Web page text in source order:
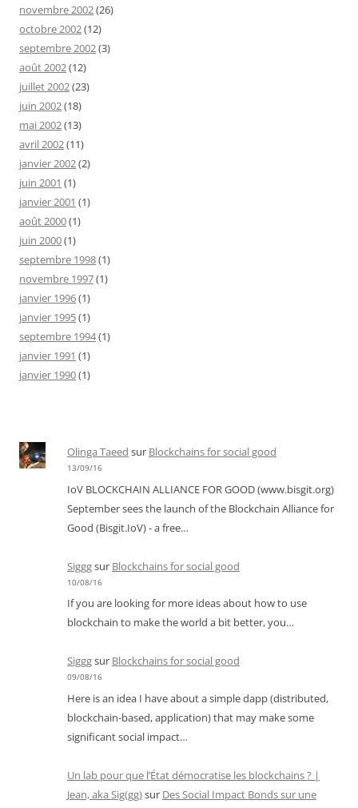
novembre 2002(26)
octobre 2002(12)
septembre 2002(3)
août 2002(12)
juillet 2002(23)
juin 2002(18)
mai 2002(13)
avril 2002(11)
janvier 2002(2)
juin 2001 (1)
janvier 2001 (1)
août 2000(1)
juin 2000(1)
septembre 1998(1)
novembre 1997(1)
janvier 1996(1)
janvier 1995(1)
septembre 1994(1)
janvier 1991 (1)
janvier 1990(1)
Olinga Taeed sur Blockchains for social good
13/09/16
IoV BLOCKCHAIN ALLIANCE FOR GOOD (www.bisgit.org)
September sees the launch of the Blockchain Alliance for
Good (Bisgit.IoV) - a free…
Sigggsur Blockchains for social good
10/08/16
If you are looking for more ideas about how to use
blockchain to make the world a bit better, you…
Sigggsur Blockchains for social good
09/08/16
Here is an idea I have about a simple dapp (distributed,
blockchain-based, application) that may make some
significant social impact…
Un lab pour que l’État démocratise les blockchains ? |
Jean, aka Sig(gg)sur Des Social Impact Bonds sur une